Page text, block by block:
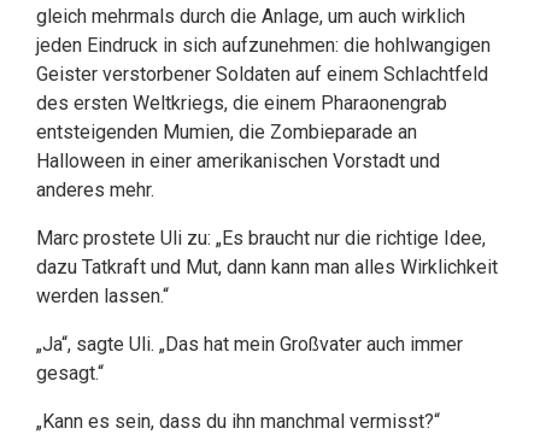
gleich mehrmals durch die Anlage, um auch wirklich
jeden Eindruck in sich aufzunehmen: die hohlwangigen
Geister verstorbener Soldaten auf einem Schlachtfeld
des ersten Weltkriegs, die einem Pharaonengrab
entsteigenden Mumien, die Zombieparade an
Halloween in einer amerikanischen Vorstadt und
anderes mehr.
Marc prostete Uli zu: „Es braucht nur die richtige Idee,
dazu Tatkraft und Mut, dann kann man alles Wirklichkeit
werden lassen.“
„Ja“, sagte Uli. „Das hat mein Großvater auch immer
gesagt.“
„Kann es sein, dass du ihn manchmal vermisst?“